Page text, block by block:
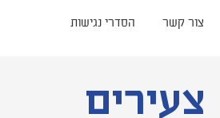
צור קשר הסדרי נגישות
צעירים